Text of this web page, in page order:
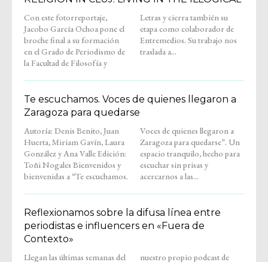
Con este fotorreportaje,
Jacobo García Ochoa pone el
broche final a su formación
en el Grado de Periodismo de
la Facultad de Filosofía y
Letras y cierra también su
etapa como colaborador de
Entremedios. Su trabajo nos
traslada a...
Te escuchamos. Voces de quienes llegaron a
Zaragoza para quedarse
Autoría: Denis Benito, Juan
Huerta, Miriam Gavín, Laura
González y Ana Valle Edición:
Toñi Nogales Bienvenidos y
bienvenidas a “Te escuchamos.
Voces de quienes llegaron a
Zaragoza para quedarse”. Un
espacio tranquilo, hecho para
escuchar sin prisas y
acercarnos a las...
Reflexionamos sobre la difusa línea entre
periodistas e influencers en «Fuera de
Contexto»
Llegan las últimas semanas del
nuestro propio podcast de